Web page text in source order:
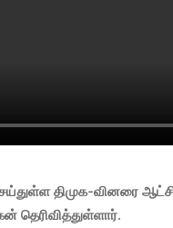
திமுக-வினரை
தெரிவித்துள்ளார்.